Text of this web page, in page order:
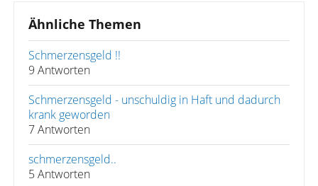
Ähnliche Themen
Schmerzensgeld !!
9 Antworten
Schmerzensgeld - unschuldig in Haft und dadurch
krank geworden
7 Antworten
schmerzensgeld..
5 Antworten